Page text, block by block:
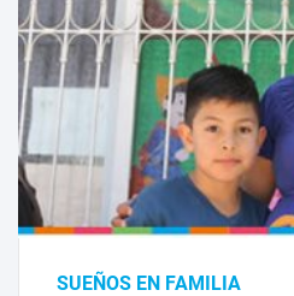
SUEÑOS EN FAMILIA